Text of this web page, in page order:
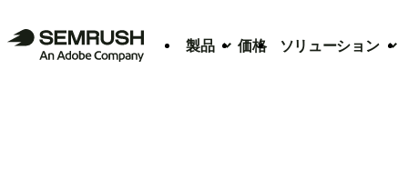
製品 価格 ソリューション